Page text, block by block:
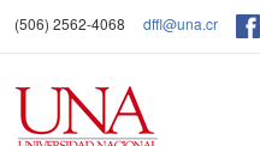
(506) 2562-4068 dffl@una.cr